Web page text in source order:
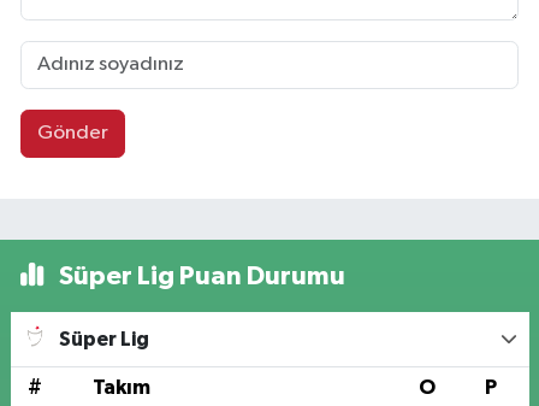
Gönder
Süper Lig Puan Durumu
Süper Lig
# Takım O P